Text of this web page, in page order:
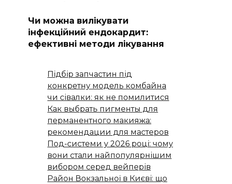
Чи можна вилікувати
інфекційний ендокардит:
ефективні методи лікування
Підбір запчастин під
конкретну модель комбайна
чи сівалки: як не помилитися
Как выбрать пигменты для
перманентного макияжа:
рекомендации для мастеров
Под-системи у 2026 році: чому
вони стали найпопулярнішим
вибором серед вейперів
Район Вокзальної в Києві: що